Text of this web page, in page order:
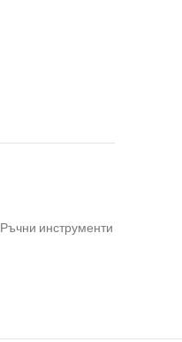
Ръчни инструменти